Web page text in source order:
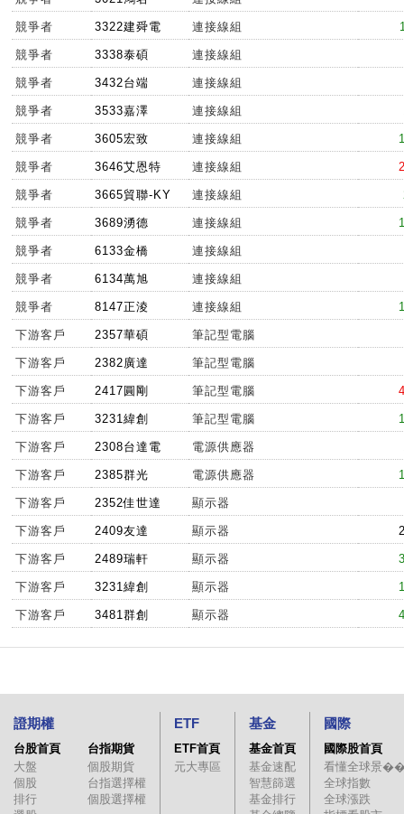
競爭者 3322建舜電 連接線組
競爭者 3338泰碩 連接線組
競爭者 3432台端 連接線組
競爭者 3533嘉澤 連接線組
競爭者 3605宏致 連接線組
競爭者 3646艾恩特 連接線組
競爭者 3665貿聯-KY 連接線組
競爭者 3689湧德 連接線組
競爭者 6133金橋 連接線組
競爭者 6134萬旭 連接線組
競爭者 8147正淩 連接線組
下游客戶 2357華碩 筆記型電腦
下游客戶 2382廣達 筆記型電腦
下游客戶 2417圓剛 筆記型電腦
下游客戶 3231緯創 筆記型電腦
下游客戶 2308台達電 電源供應器
下游客戶 2385群光 電源供應器
下游客戶 2352佳世達 顯示器
下游客戶 2409友達 顯示器
下游客戶 2489瑞軒 顯示器
下游客戶 3231緯創 顯示器
下游客戶 3481群創 顯示器
證期權
台股首頁
大盤
個股
排行
台指期貨
個股期貨
台指選擇權
個股選擇權
ETF
ETF首頁
元大專區
基金
基金首頁
基金速配
智慧篩選
基金排行
國際
國際股首頁
看懂全球景
全球指數
全球漲跌